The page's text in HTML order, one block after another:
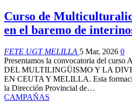
Curso de
en el baremo de
FETE UGT MELILLA 5 Mar, 2026 0
Presentamos la convocatoria del
DEL MULTILINGÜISMO Y LA
EN CEUTA Y MELILLA. Esta
la Dirección Provincial de…
CAMPAÑAS